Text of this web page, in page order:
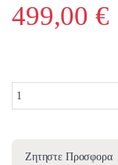
499,00€
Ζητηστε Προσφορα